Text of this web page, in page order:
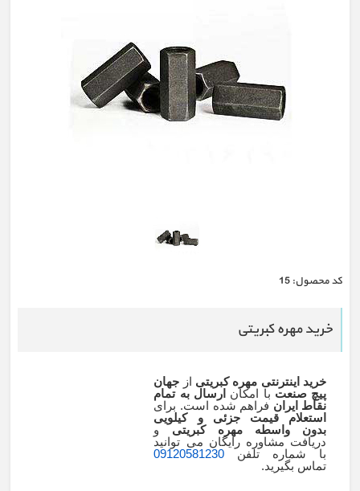
كد محصول: 15
خرید مهره کبریتی
خرید اینترنتی مهره کبریتی از جهان
پیچ صنعت با امکان
ارسال به تمام
نقاط ایران فراهم شده است. برای
استعلام قیمت جزئی و کیلویی
بدون واسطه مهره کبریتی و
دریافت مشاوره رایگان می توانید
با شماره تلفن 09120581230
تماس بگیرید.